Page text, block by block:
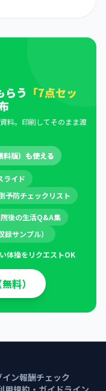
らう 「7点セッ
料。印刷してそのまま渡
料版）も使える
ライド
予防チェックリスト
後の生活Q&A集
サンプル）
体操をリクエストOK
料）
ン報酬チェック